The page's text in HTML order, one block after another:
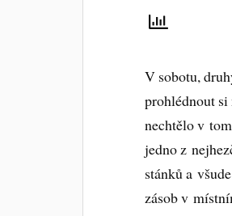
V sobotu,
prohlédnout si
nechtělo v
jedno z
stánků a
zásob v